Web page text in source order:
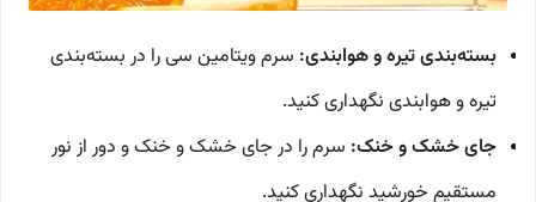
بسته‌بندی تیره و هوا‌بندی: سرم ویتامین سی را در بسته‌بندی
تیره و هوا‌بندی نگهداری کنید.
جای خشک و خنک: سرم را در جای خشک و خنک و دور از نور
مستقیم خورشید نگهداری کنید.